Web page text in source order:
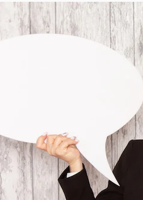
unter Kreativen, Unternehmen,